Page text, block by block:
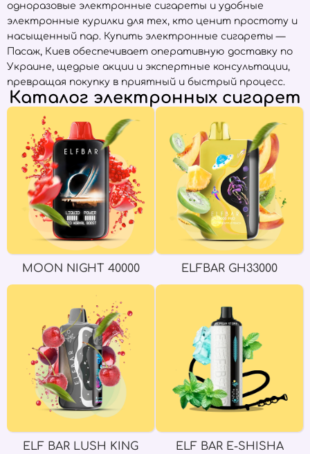
одноразовые электронные сигареты и удобные
электронные курилки для тех, кто ценит простоту и
насыщенный пар. Купить электронные сигареты —
Пасаж, Киев обеспечивает оперативную доставку по
Украине, щедрые акции и экспертные консультации,
превращая покупку в приятный и быстрый процесс.
Каталог электронных сигарет
MOON NIGHT 40000 ELFBAR GH33000
ELF BAR LUSH KING
ELF BAR E-SHISHA